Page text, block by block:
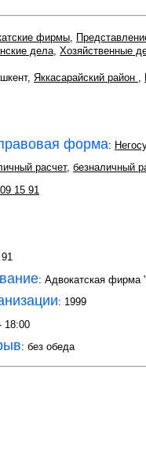
фирмы,
дела, Хозяйственные
Яккасарайский район ,
форма:
расчет, безналичный
15 91
: Адвокатская фирма
: 1999
18:00
: без обеда